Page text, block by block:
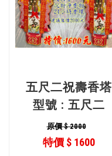
五尺二祝壽香塔
型號 : 五尺二
原價 $ 2000
特價 $ 1600